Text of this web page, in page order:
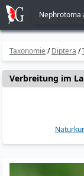
Nephrotoma
Taxonomie /Diptera /
Verbreitung im